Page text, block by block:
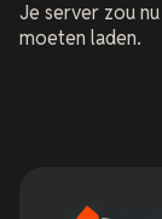
Je server zou
moeten laden.